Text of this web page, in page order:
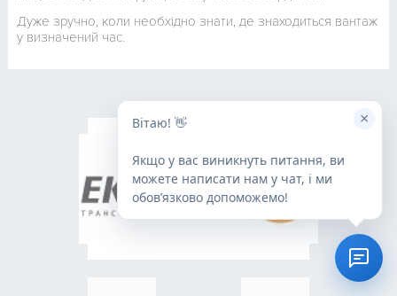
Вітаю! 👋
Якщо у вас виникнуть питання, ви
можете написати нам у чат, і ми
обовʼязково допоможемо!
×
Дуже зручно, коли необхідно знати, де знаходиться вантаж
у визначений час.